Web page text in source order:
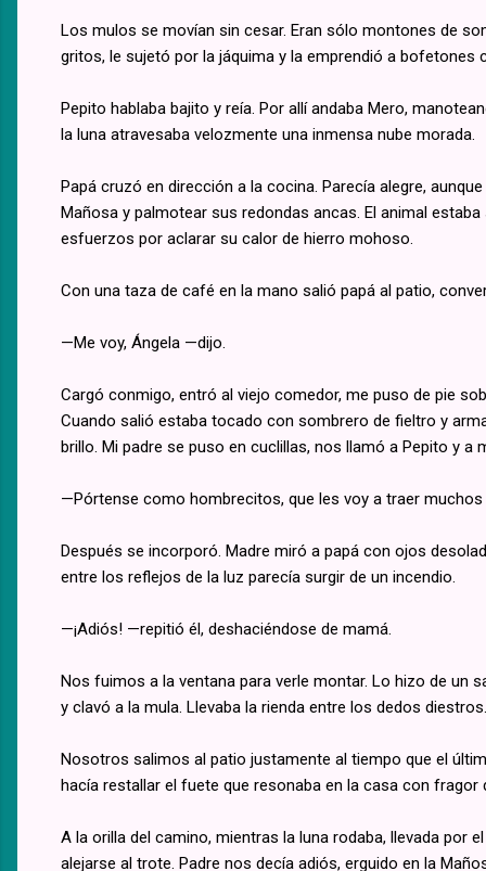
Los mulos se movían sin cesar. Eran sólo montones de
gritos, le sujetó por la jáquima y la emprendió a bofetones
Pepito hablaba bajito y reía. Por allí andaba Mero,
la luna atravesaba velozmente una inmensa nube morada.
Papá cruzó en dirección a la cocina. Parecía alegre,
Mañosa y palmotear sus redondas ancas. El animal
esfuerzos por aclarar su calor de hierro mohoso.
Con una taza de café en la mano salió papá al patio,
—Me voy, Ángela —dijo.
Cargó conmigo, entró al viejo comedor, me puso de pie
Cuando salió estaba tocado con sombrero de fieltro y
brillo. Mi padre se puso en cuclillas, nos llamó a Pepito y
—Pórtense como hombrecitos, que les voy a traer
Después se incorporó. Madre miró a papá con ojos
entre los reflejos de la luz parecía surgir de un incendio.
—¡Adiós! —repitió él, deshaciéndose de mamá.
Nos fuimos a la ventana para verle montar. Lo hizo de un
y clavó a la mula. Llevaba la rienda entre los dedos diestros.
Nosotros salimos al patio justamente al tiempo que el
hacía restallar el fuete que resonaba en la casa con fragor
A la orilla del camino, mientras la luna rodaba, llevada por
alejarse al trote. Padre nos decía adiós, erguido en la